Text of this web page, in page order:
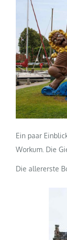
Ein paar
Workum. Die
Die allererste